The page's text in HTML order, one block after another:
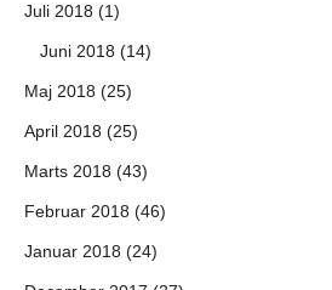
Juli 2018 (1)
Juni 2018 (14)
Maj 2018 (25)
April 2018 (25)
Marts 2018 (43)
Februar 2018 (46)
Januar 2018 (24)